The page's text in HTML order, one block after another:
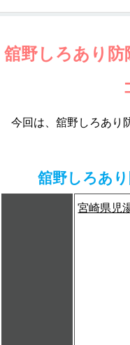
舘野しろあり防
今回は、舘野しろあり
舘野しろあ
宮崎県児